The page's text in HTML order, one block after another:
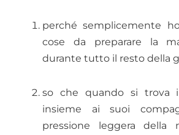
perché semplicemente
cose da preparare la
durante tutto il resto della
so che quando si trova
insieme ai suoi
pressione leggera della